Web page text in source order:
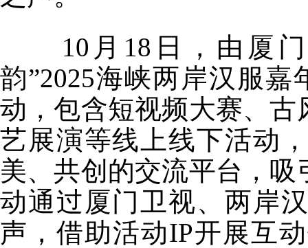
10月18日，由厦门
韵”2025海峡两岸汉服
动，包含短视频大赛、
艺展演等线上线下活动
美、共创的交流平台，
动通过厦门卫视、两岸
声，借助活动IP开展互